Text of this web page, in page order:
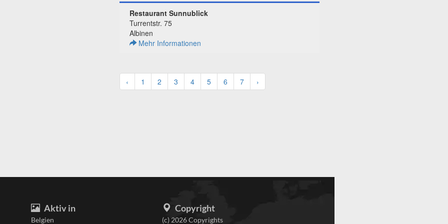
Restaurant Sunnublick
Turrentstr. 75
Albinen
Mehr Informationen
‹ 1 2 3 4 5 6 7 ›
Aktiv in
Belgien
Copyright
(c) 2026 Copyrights